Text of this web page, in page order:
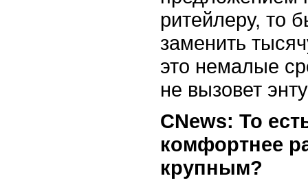
ритейлеру, то
заменить
это немалые
не вызовет
CNews: То
комфортнее
крупным?